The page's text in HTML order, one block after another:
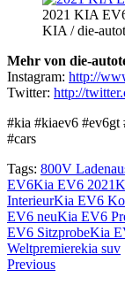
2021 KIA
KIA / die-
Mehr von die-
Instagram: http://
Twitter: http://
#kia #kiaev6 #ev6gt
#cars
Tags: 800V Laden
EV6Kia EV6 2021
InterieurKia EV6
EV6 neuKia EV6
EV6 SitzprobeKia
Weltpremierekia suv
Previous